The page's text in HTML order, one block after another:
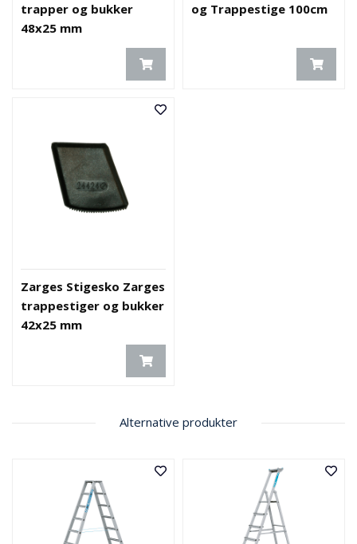
trapper og bukker
48x25 mm
og Trappestige 100cm
Zarges Stigesko Zarges
trappestiger og bukker
42x25 mm
Alternative produkter